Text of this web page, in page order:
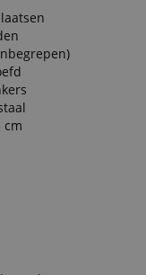
cm